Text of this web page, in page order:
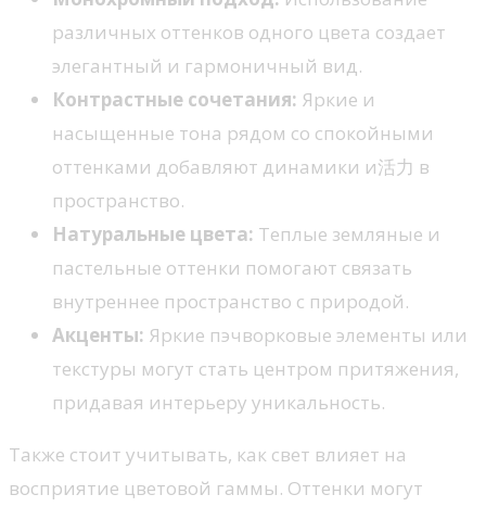
различных оттенков одного цвета создает
элегантный и гармоничный вид.
Контрастные сочетания: Яркие и
насыщенные тона рядом со спокойными
оттенками добавляют динамики и活力 в
пространство.
Натуральные цвета: Теплые земляные и
пастельные оттенки помогают связать
внутреннее пространство с природой.
Акценты: Яркие пэчворковые элементы или
текстуры могут стать центром притяжения,
придавая интерьеру уникальность.
Также стоит учитывать, как свет влияет на
восприятие цветовой гаммы. Оттенки могут